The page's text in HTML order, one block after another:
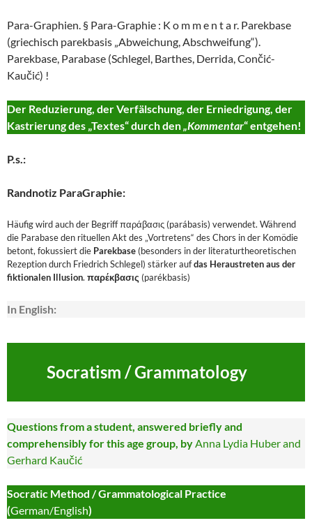
Para-Graphien. § Para-Graphie : K o m m e n t a r. Parekbase
(griechisch parekbasis „Abweichung, Abschweifung“).
Parekbase, Parabase (Schlegel, Barthes, Derrida, Cončić-
Kaučić) !
Der Reduzierung, der Verfälschung, der Erniedrigung, der
Kastrierung des „Textes“ durch den„Kommentar“ entgehen!
P.s.:
Randnotiz ParaGraphie:
Häufig wird auch der Begriff παράβασις (parábasis) verwendet. Während
die Parabase den rituellen Akt des „Vortretens“ des Chors in der Komödie
betont, fokussiert die Parekbase (besonders in der literaturtheoretischen
Rezeption durch Friedrich Schlegel) stärker aufdas Heraustreten aus der
fiktionalen Illusion. παρέκβασις (parékbasis)
In English:
Socratism / Grammatology
Questions from a student, answered briefly and
comprehensibly for this age group, byAnna Lydia Huber and
Gerhard Kaučić
Socratic Method / Grammatological Practice
(German/English)